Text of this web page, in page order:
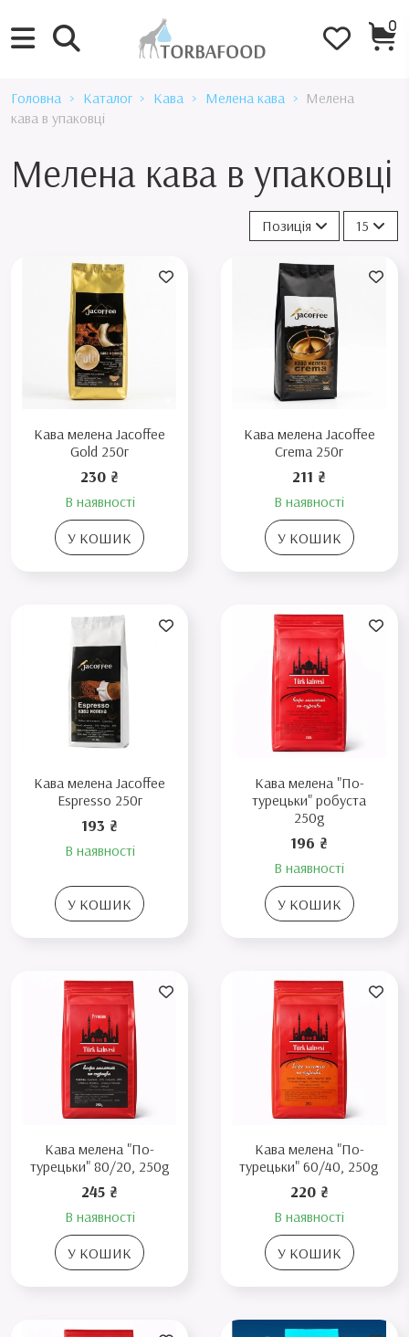
0
Головна Каталог Кава Мелена кава
Мелена
кава в упаковці
Мелена кава в упаковці
Позиція 15
Кава мелена Jacoffee
Gold 250г
230 ₴
В наявності
У КОШИК
Кава мелена Jacoffee
Crema 250г
211 ₴
В наявності
У КОШИК
Кава мелена Jacoffee
Espresso 250г
193 ₴
В наявності
У КОШИК
Кава мелена "По-
турецьки" робуста
250g
196 ₴
В наявності
У КОШИК
Кава мелена "По-
турецьки" 80/20, 250g
245 ₴
В наявності
У КОШИК
Кава мелена "По-
турецьки" 60/40, 250g
220 ₴
В наявності
У КОШИК